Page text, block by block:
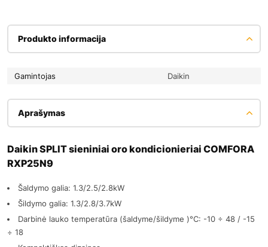
Produkto informacija
Gamintojas Daikin
Aprašymas
Daikin SPLIT sieniniai oro kondicionieriai COMFORA
RXP25N9
Šaldymo galia: 1.3/2.5/2.8kW
Šildymo galia: 1.3/2.8/3.7kW
Darbinė lauko temperatūra (šaldyme/šildyme )°C: -10 ÷ 48 / -15
÷ 18